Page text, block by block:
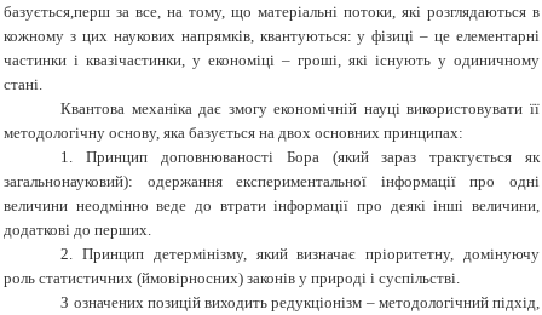
базується,перш за все, на тому, що матеріальні потоки, які розглядаються в
кожному з цих наукових напрямків, квантуються: у фізиці – це елементарні
частинки і квазічастинки, у економіці – гроші, які існують у одиничному
стані.
Квантова механіка дає змогу економічній науці використовувати її
методологічну основу, яка базується на двох основних принципах:
1. Принцип доповнюваності Бора (який зараз трактується як
загальнонауковий): одержання експериментальної інформації про одні
величини неодмінно веде до втрати інформації про деякі інші величини,
додаткові до перших.
2. Принцип детермінізму, який визначає пріоритетну, домінуючу
роль статистичних (ймовірносних) законів у природі і суспільстві.
З означених позицій виходить редукціонізм – методологічний підхід,